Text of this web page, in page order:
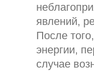
явлений,
После
энергии,
случае